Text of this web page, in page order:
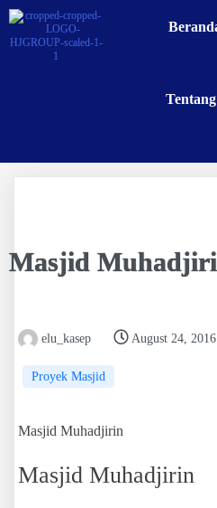
Masjid
elu_kasep August 24, 2016
Proyek Masjid
Masjid Muhadjirin
Masjid Muhadjirin